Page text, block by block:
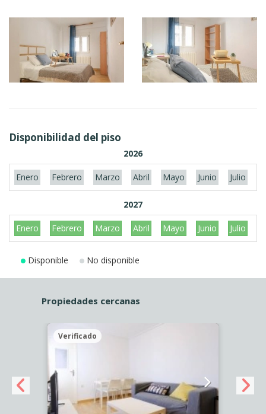
Disponibilidad del piso
2026
Enero Febrero Marzo Abril Mayo Junio Julio
2027
Enero Febrero Marzo Abril Mayo Junio Julio
Disponible No disponible
Propiedades cercanas
Verificado